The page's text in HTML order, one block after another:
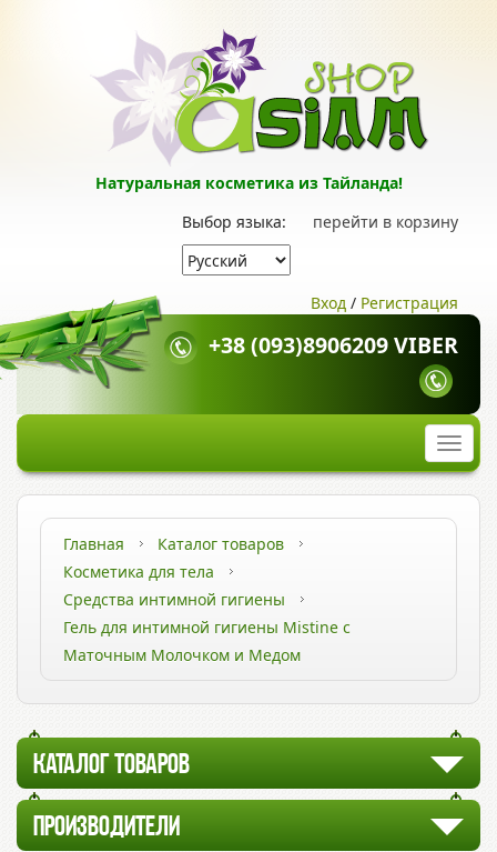
Натуральная косметика из Тайланда!
перейти в корзину
Выбор языка:
Вход / Регистрация
+38 (093)8906209 VIBER
Главная
Каталог товаров
Косметика для тела
Средства интимной гигиены
Гель для интимной гигиены Mistine с
Маточным Молочком и Медом
КАТАЛОГ ТОВАРОВ
ПРОИЗВОДИТЕЛИ